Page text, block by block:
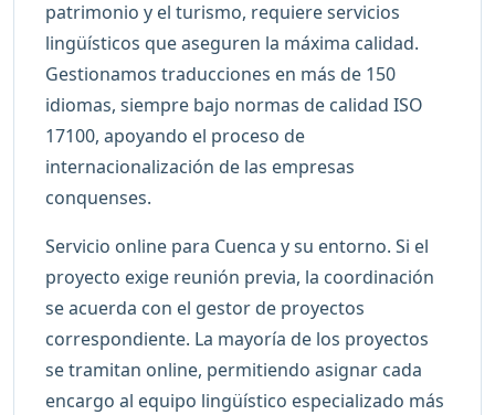
patrimonio y el turismo, requiere servicios
lingüísticos que aseguren la máxima calidad.
Gestionamos traducciones en más de 150
idiomas, siempre bajo normas de calidad ISO
17100, apoyando el proceso de
internacionalización de las empresas
conquenses.
Servicio online para Cuenca y su entorno. Si el
proyecto exige reunión previa, la coordinación
se acuerda con el gestor de proyectos
correspondiente. La mayoría de los proyectos
se tramitan online, permitiendo asignar cada
encargo al equipo lingüístico especializado más